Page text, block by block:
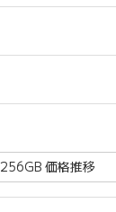
256GB 価格推移